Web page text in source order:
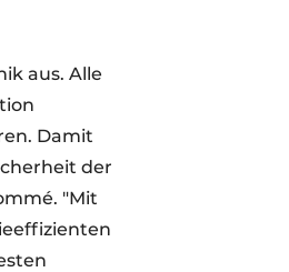
aus. Alle
Damit
der
"Mit